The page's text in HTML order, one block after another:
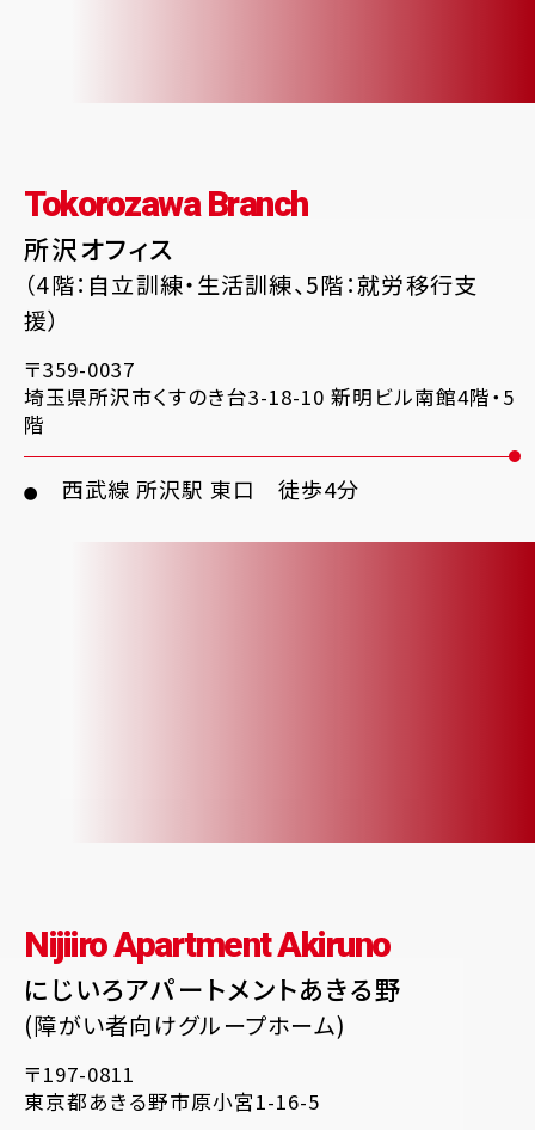
Tokorozawa Branch
所沢オフィス
（4階：自立訓練・生活訓練、5階：就労移行支
援）
〒359-0037
埼玉県所沢市くすのき台3-18-10 新明ビル南館4階・5
階
● 西武線 所沢駅 東口 徒歩4分
Nijiiro Apartment Akiruno
にじいろアパートメントあきる野
(障がい者向けグループホーム)
〒197-0811
東京都あきる野市原小宮1-16-5